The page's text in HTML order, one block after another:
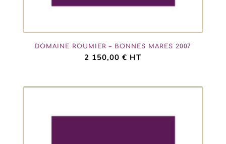
DOMAINE ROUMIER – BONNES MARES 2007
2 150,00€ HT